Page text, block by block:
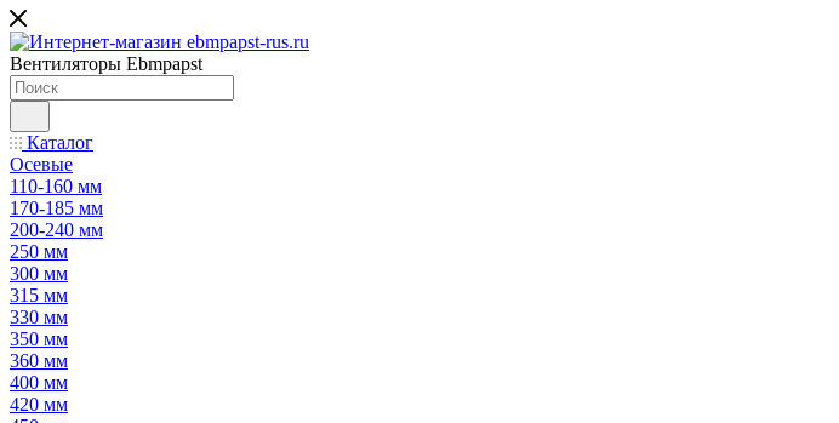
Вентиляторы Ebmpapst
Каталог
Осевые
110-160 мм
170-185 мм
200-240 мм
250 мм
300 мм
315 мм
330 мм
350 мм
360 мм
400 мм
420 мм